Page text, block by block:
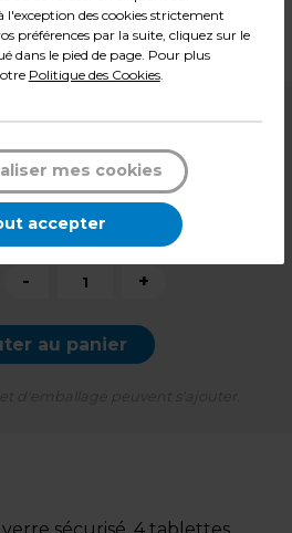
80 x P 40 x H 198 cm
: 95,00 kg
€ HT
mobilier22,80€
€ TTC*
- +
au panier
l'exception des cookies strictement
préférences par la suite, cliquez sur le
dans le pied de page. Pour plus
Politique des Cookies.
mes cookies
accepter